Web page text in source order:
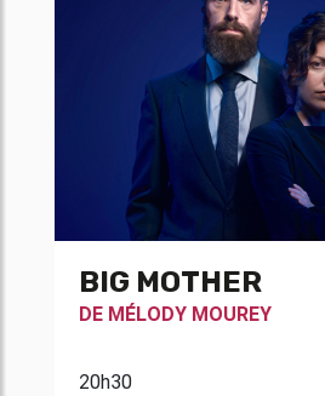
BIG MOTHER
DE MÉLODY MOUREY
20h30